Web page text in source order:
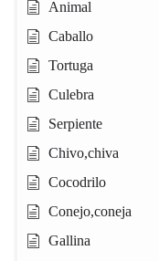
Animal
Caballo
Tortuga
Culebra
Serpiente
Chivo,chiva
Cocodrilo
Conejo,coneja
Gallina